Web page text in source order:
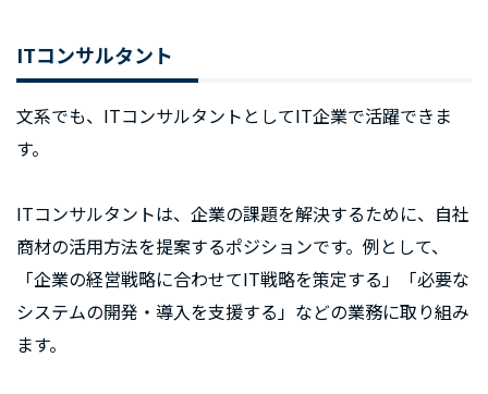
ITコンサルタント
文系でも、ITコンサルタントとしてIT企業で活躍できま
す。
ITコンサルタントは、企業の課題を解決するために、自社
商材の活用方法を提案するポジションです。例として、
「企業の経営戦略に合わせてIT戦略を策定する」「必要な
システムの開発・導入を支援する」などの業務に取り組み
ます。